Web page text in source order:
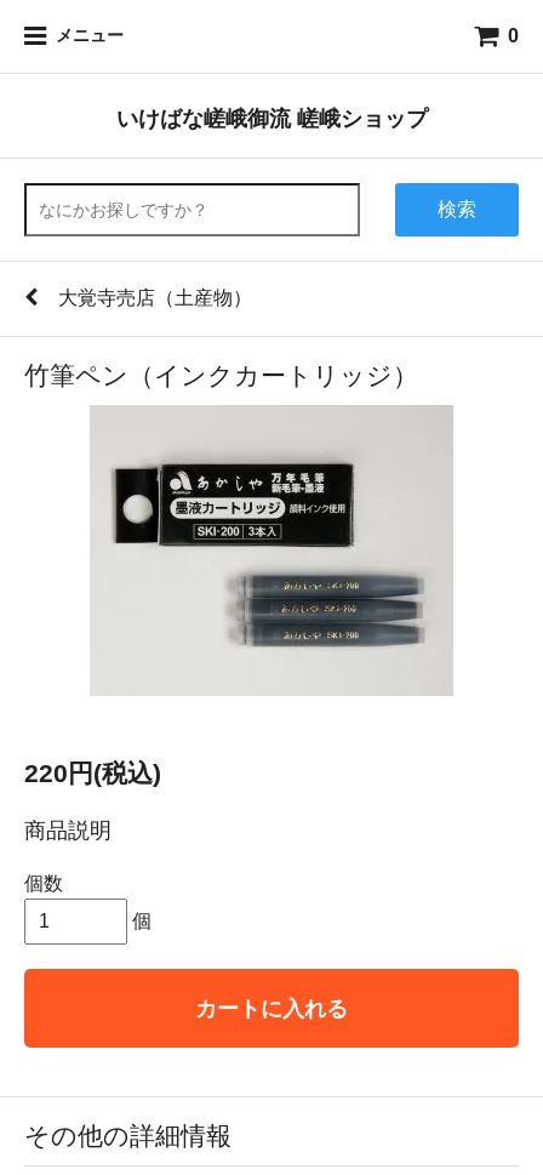
メニュー 0
いけばな嵯峨御流 嵯峨ショップ
検索
大覚寺売店（土産物）
竹筆ペン（インクカートリッジ）
220円(税込)
商品説明
個数
個
カートに入れる
その他の詳細情報